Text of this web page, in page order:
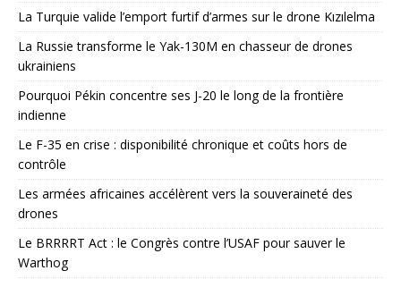
La Turquie valide l’emport furtif d’armes sur le drone Kızılelma
La Russie transforme le Yak-130M en chasseur de drones
ukrainiens
Pourquoi Pékin concentre ses J-20 le long de la frontière
indienne
Le F-35 en crise : disponibilité chronique et coûts hors de
contrôle
Les armées africaines accélèrent vers la souveraineté des
drones
Le BRRRRT Act : le Congrès contre l’USAF pour sauver le
Warthog